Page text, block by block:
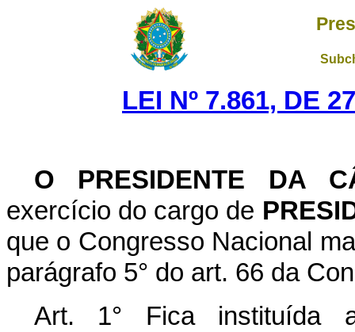
LEI Nº 7.861, DE
O PRESIDENTE DA
exercício do cargo de
que o Congresso Nacional
parágrafo 5° do art. 66 da
Art. 1° Fica instituída